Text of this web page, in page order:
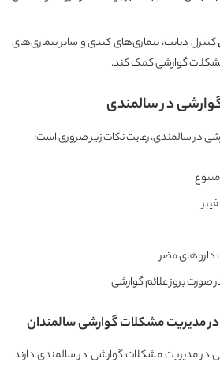
کنترل دیابت، بیماری‌های کبدی و سایر بیماری‌های
گوارشی کمک کند.
در سالمندی
در سالمندی، رعایت نکات زیر ضروری است:
داروهای مضر
صورت بروز علائم گوارشی
مدیریت مشکلات گوارشی سالمندان
در مدیریت مشکلات گوارشی در سالمندی دارند.